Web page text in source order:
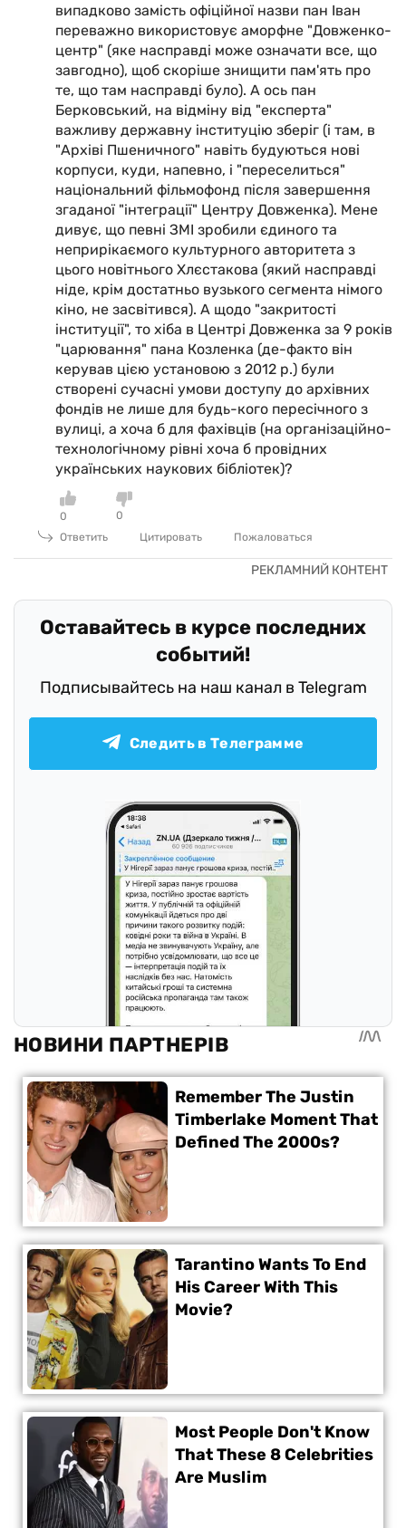
випадково замість офіційної назви пан Іван
переважно використовує аморфне "Довженко-
центр" (яке насправді може означати все, що
завгодно), щоб скоріше знищити пам'ять про
те, що там насправді було). А ось пан
Берковський, на відміну від "експерта"
важливу державну інституцію зберіг (і там, в
"Архіві Пшеничного" навіть будуються нові
корпуси, куди, напевно, і "переселиться"
національний фільмофонд після завершення
згаданої "інтеграції" Центру Довженка). Мене
дивує, що певні ЗМІ зробили єдиного та
неприрікаємого культурного авторитета з
цього новітнього Хлєстакова (який насправді
ніде, крім достатньо вузького сегмента німого
кіно, не засвітився). А щодо "закритості
інституції", то хіба в Центрі Довженка за 9 років
"царювання" пана Козленка (де-факто він
керував цією установою з 2012 р.) були
створені сучасні умови доступу до архівних
фондів не лише для будь-кого пересічного з
вулиці, а хоча б для фахівців (на організаційно-
технологічному рівні хоча б провідних
українських наукових бібліотек)?
0
0
Ответить
Цитировать Пожаловаться
Оставайтесь в курсе последних
событий!
Подписывайтесь на наш канал в Telegram
Следить в Телеграмме